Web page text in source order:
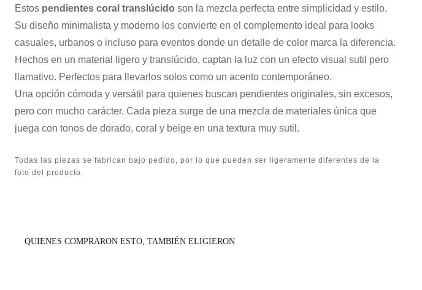
Estos pendientes coral translúcido son la mezcla perfecta entre simplicidad y estilo.
Su diseño minimalista y moderno los convierte en el complemento ideal para looks
casuales, urbanos o incluso para eventos donde un detalle de color marca la diferencia.
Hechos en un material ligero y translúcido, captan la luz con un efecto visual sutil pero
llamativo. Perfectos para llevarlos solos como un acento contemporáneo.
Una opción cómoda y versátil para quienes buscan pendientes originales, sin excesos,
pero con mucho carácter. Cada pieza surge de una mezcla de materiales única que
juega con tonos de dorado, coral y beige en una textura muy sutil.
Todas las piezas se fabrican bajo pedido, por lo que pueden ser ligeramente diferentes de la
foto del producto.
QUIENES COMPRARON ESTO, TAMBIÉN ELIGIERON